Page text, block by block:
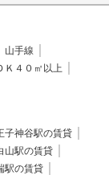
山手線
Ｋ４０㎡以上
子神谷駅の賃貸
山駅の賃貸
駅の賃貸